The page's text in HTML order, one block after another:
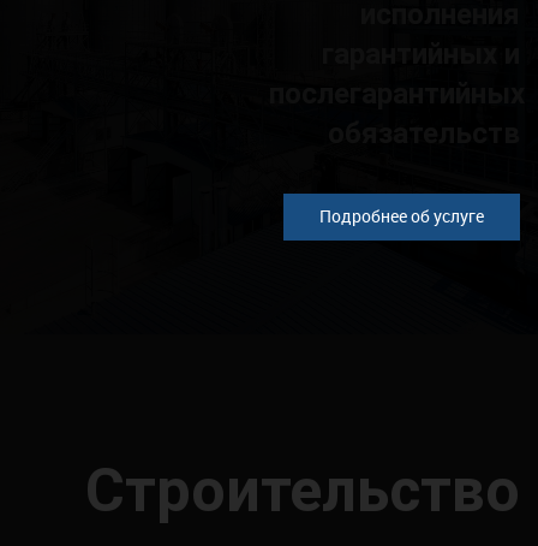
Подробнее об услуге
Строительство